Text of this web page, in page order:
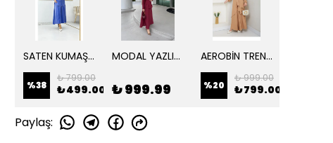
SATEN KUMAŞ CEPLİ ETEKLİ TAKIM
%38
₺ 799.00
₺ 499.00
MODAL YAZLIK KUMAŞ DİKİŞ DETAYLI ETEKLİ TAKIM
₺ 999.99
AEROBİN TREND PANTOLON TUNİK 2 Lİ TAKIM
%20
₺ 999.00
₺ 799.00
Paylaş: